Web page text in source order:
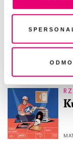
chwili wycofać
plików cookie".
legalność